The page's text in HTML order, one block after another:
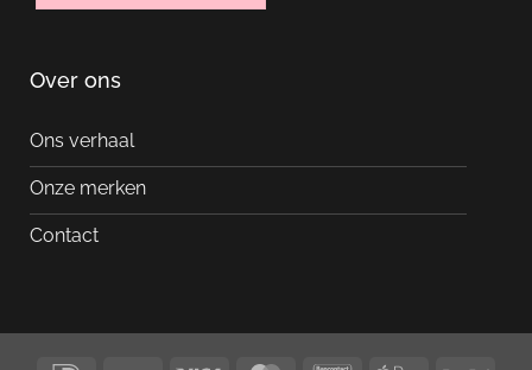
Over ons
Ons verhaal
Onze merken
Contact